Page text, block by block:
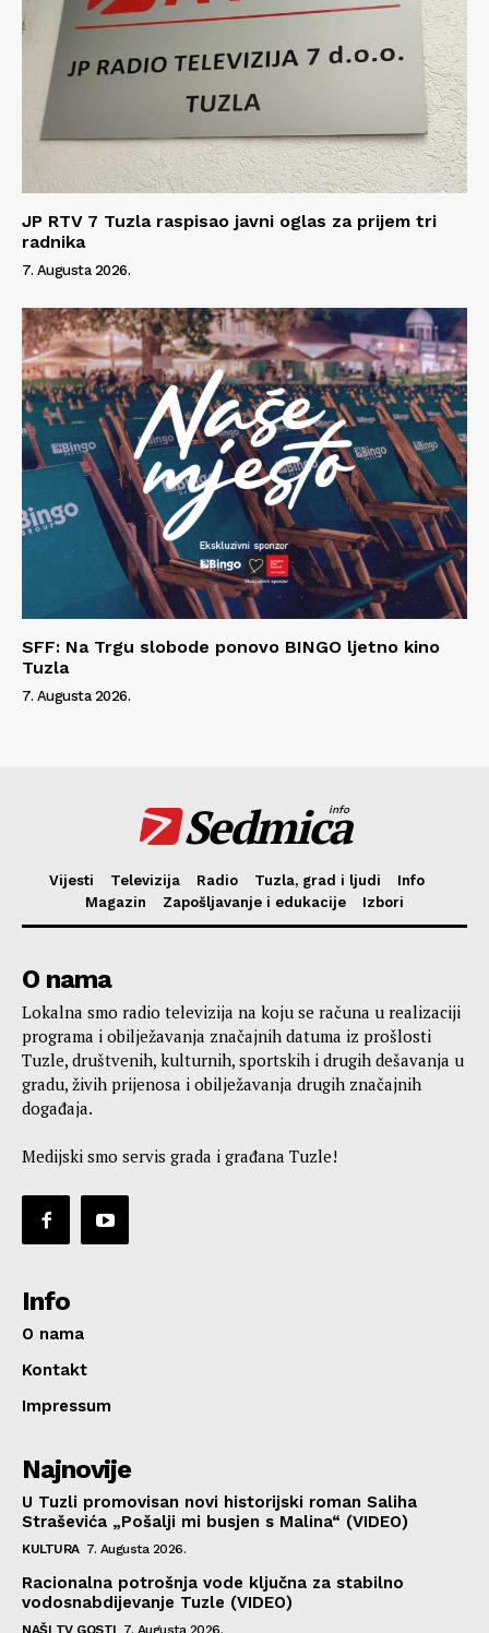
JP RTV 7 Tuzla raspisao javni oglas za prijem tri
radnika
7. Augusta 2026.
SFF: Na Trgu slobode ponovo BINGO ljetno kino
Tuzla
7. Augusta 2026.
Sedmica
info
Vijesti Televizija Radio Tuzla, grad i ljudi
Info
Magazin
Zapošljavanje i edukacije Izbori
O nama
Lokalna smo radio televizija na koju se računa u realizaciji
programa i obilježavanja značajnih datuma iz prošlosti
Tuzle, društvenih, kulturnih, sportskih i drugih dešavanja u
gradu, živih prijenosa i obilježavanja drugih značajnih
događaja.
Medijski smo servis grada i građana Tuzle!
Info
O nama
Kontakt
Impressum
Najnovije
U Tuzli promovisan novi historijski roman Saliha
Straševića „Pošalji mi busjen s Malina“ (VIDEO)
KULTURA 7. Augusta 2026.
Racionalna potrošnja vode ključna za stabilno
vodosnabdijevanje Tuzle (VIDEO)
NAŠI TV GOSTI 7. Augusta 2026.